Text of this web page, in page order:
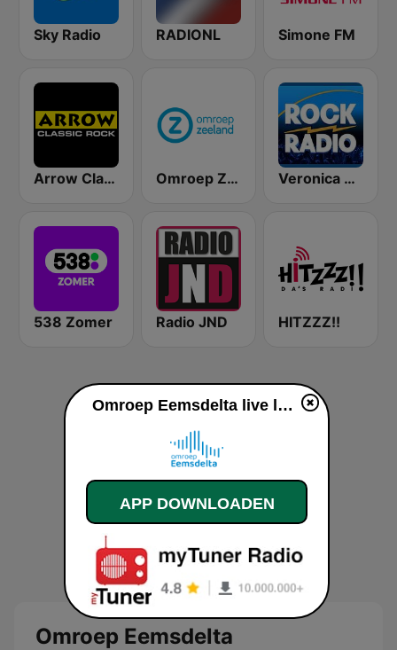
Sky Radio RADIONL Simone FM
Arrow Classic Rock Omroep Zeeland Veronica Rock Radio
538 Zomer Radio JND HITZZZ!!
Omroep Eemsdelta
Omroep Eemsdelta live luisteren
APP DOWNLOADEN